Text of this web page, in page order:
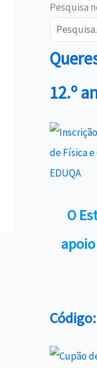
Pesquisa
12.º
O
apoio
Código: